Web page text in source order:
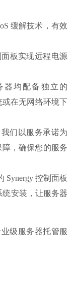
缓解技术，有效
板实现远程电源
器均配备独立的
在无网络环境下
们以服务承诺为
障，确保您的服务
Synergy 控制面板
安装，让服务器
级服务器托管服